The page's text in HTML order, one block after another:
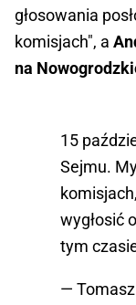
głosowania
komisjach", a
na
15
Sejmu.
komisjach,
wygłosić
tym
—